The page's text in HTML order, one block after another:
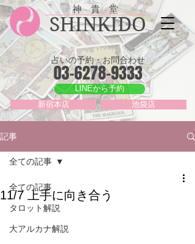
神 貴 堂
SHINKIDO
占いの予約・お問合わせ
03-6278-9333
LINEから予約
新宿本店 池袋店
記事
全ての記事
タロット解説
大アルカナ解説
全ての記事
11/7 上手に向き合う